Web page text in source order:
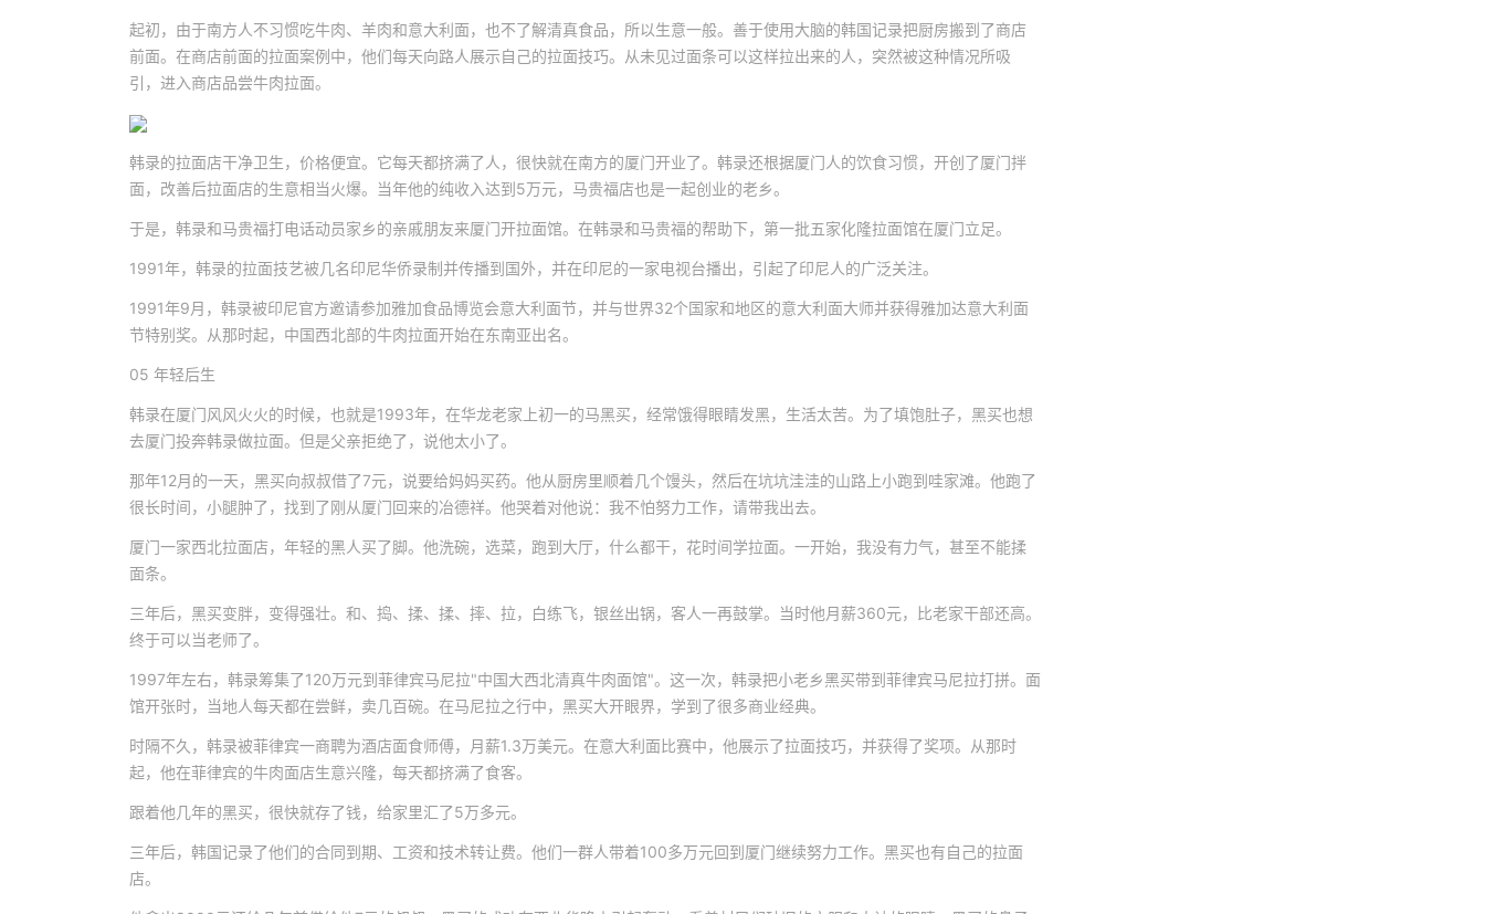
起初，由于南方人不习惯吃牛肉、羊肉和意大利面，也不了解清真食品，所以生意一般。善于使用大脑的韩国记录把厨房搬到了商店
前面。在商店前面的拉面案例中，他们每天向路人展示自己的拉面技巧。从未见过面条可以这样拉出来的人，突然被这种情况所吸
引，进入商店品尝牛肉拉面。
韩录的拉面店干净卫生，价格便宜。它每天都挤满了人，很快就在南方的厦门开业了。韩录还根据厦门人的饮食习惯，开创了厦门拌
面，改善后拉面店的生意相当火爆。当年他的纯收入达到5万元，马贵福店也是一起创业的老乡。
于是，韩录和马贵福打电话动员家乡的亲戚朋友来厦门开拉面馆。在韩录和马贵福的帮助下，第一批五家化隆拉面馆在厦门立足。
1991年，韩录的拉面技艺被几名印尼华侨录制并传播到国外，并在印尼的一家电视台播出，引起了印尼人的广泛关注。
1991年9月，韩录被印尼官方邀请参加雅加食品博览会意大利面节，并与世界32个国家和地区的意大利面大师并获得雅加达意大利面
节特别奖。从那时起，中国西北部的牛肉拉面开始在东南亚出名。
05 年轻后生
韩录在厦门风风火火的时候，也就是1993年，在华龙老家上初一的马黑买，经常饿得眼睛发黑，生活太苦。为了填饱肚子，黑买也想
去厦门投奔韩录做拉面。但是父亲拒绝了，说他太小了。
那年12月的一天，黑买向叔叔借了7元，说要给妈妈买药。他从厨房里顺着几个馒头，然后在坑坑洼洼的山路上小跑到哇家滩。他跑了
很长时间，小腿肿了，找到了刚从厦门回来的冶德祥。他哭着对他说：我不怕努力工作，请带我出去。
厦门一家西北拉面店，年轻的黑人买了脚。他洗碗，选菜，跑到大厅，什么都干，花时间学拉面。一开始，我没有力气，甚至不能揉
面条。
三年后，黑买变胖，变得强壮。和、捣、揉、揉、摔、拉，白练飞，银丝出锅，客人一再鼓掌。当时他月薪360元，比老家干部还高。
终于可以当老师了。
1997年左右，韩录筹集了120万元到菲律宾马尼拉"中国大西北清真牛肉面馆"。这一次，韩录把小老乡黑买带到菲律宾马尼拉打拼。面
馆开张时，当地人每天都在尝鲜，卖几百碗。在马尼拉之行中，黑买大开眼界，学到了很多商业经典。
时隔不久，韩录被菲律宾一商聘为酒店面食师傅，月薪1.3万美元。在意大利面比赛中，他展示了拉面技巧，并获得了奖项。从那时
起，他在菲律宾的牛肉面店生意兴隆，每天都挤满了食客。
跟着他几年的黑买，很快就存了钱，给家里汇了5万多元。
三年后，韩国记录了他们的合同到期、工资和技术转让费。他们一群人带着100多万元回到厦门继续努力工作。黑买也有自己的拉面
店。